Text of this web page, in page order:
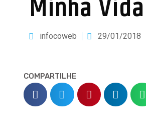
Minha
infocoweb 29/01/2018
COMPARTILHE